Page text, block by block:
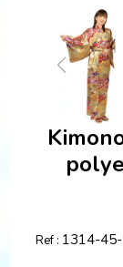
Ref : 1314-